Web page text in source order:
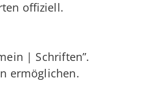
offiziell.
| Schriften”.
ermöglichen.